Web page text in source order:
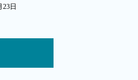
23日